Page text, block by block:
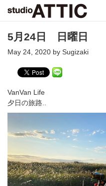
5月24日 日曜日
May 24, 2020 by Sugizaki
VanVan Life
夕日の旅路..